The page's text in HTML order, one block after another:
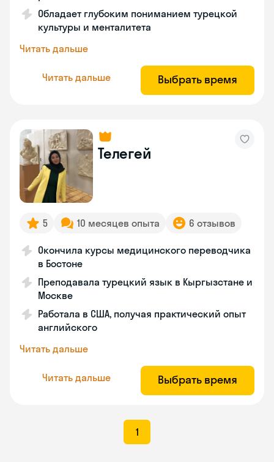
Обладает глубоким пониманием турецкой
культуры и менталитета
Читать дальше
Читать дальше Выбрать время
Телегей
5 10 месяцев опыта 6 отзывов
Окончила курсы медицинского переводчика
в Бостоне
Преподавала турецкий язык в Кыргызстане и
Москве
Работала в США, получая практический опыт
английского
Читать дальше
Читать дальше Выбрать время
1